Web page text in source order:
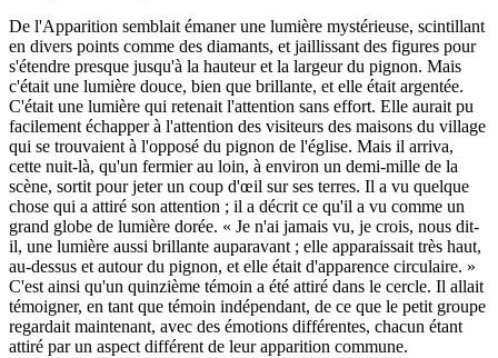
De l'Apparition semblait émaner une lumière mystérieuse, scintillant
en divers points comme des diamants, et jaillissant des figures pour
s'étendre presque jusqu'à la hauteur et la largeur du pignon. Mais
c'était une lumière douce, bien que brillante, et elle était argentée.
C'était une lumière qui retenait l'attention sans effort. Elle aurait pu
facilement échapper à l'attention des visiteurs des maisons du village
qui se trouvaient à l'opposé du pignon de l'église. Mais il arriva,
cette nuit-là, qu'un fermier au loin, à environ un demi-mille de la
scène, sortit pour jeter un coup d'œil sur ses terres. Il a vu quelque
chose qui a attiré son attention ; il a décrit ce qu'il a vu comme un
grand globe de lumière dorée. « Je n'ai jamais vu, je crois, nous dit-
il, une lumière aussi brillante auparavant ; elle apparaissait très haut,
au-dessus et autour du pignon, et elle était d'apparence circulaire. »
C'est ainsi qu'un quinzième témoin a été attiré dans le cercle. Il allait
témoigner, en tant que témoin indépendant, de ce que le petit groupe
regardait maintenant, avec des émotions différentes, chacun étant
attiré par un aspect différent de leur apparition commune.